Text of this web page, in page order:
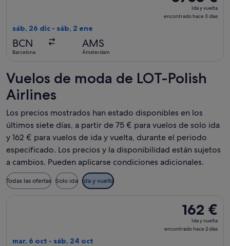
Ida
y
Ida y vuelta
encontrado hace 3 días
sáb, 26 dic - sáb, 2 ene
BCN
Barcelona
AMS
Ámsterdam
Vuelos de moda de LOT-Polish
Airlines
Los precios mostrados han estado disponibles en los
últimos siete días, a partir de 75 € para vuelos de solo ida
y 162 € para vuelos de ida y vuelta, durante el periodo
especificado. Los precios y la disponibilidad están sujetos
a cambios. Pueden aplicarse condiciones adicionales.
Todas las ofertas Solo ida Ida y vuelta
162 €
Ida
y
162 €
Ida y vuelta
encontrado hace 2 días
mar, 6 oct - sáb, 24 oct